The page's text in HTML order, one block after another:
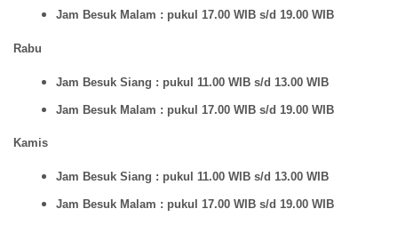
Jam Besuk Malam : pukul 17.00 WIB s/d 19.00 WIB
Rabu
Jam Besuk Siang : pukul 11.00 WIB s/d 13.00 WIB
Jam Besuk Malam : pukul 17.00 WIB s/d 19.00 WIB
Kamis
Jam Besuk Siang : pukul 11.00 WIB s/d 13.00 WIB
Jam Besuk Malam : pukul 17.00 WIB s/d 19.00 WIB